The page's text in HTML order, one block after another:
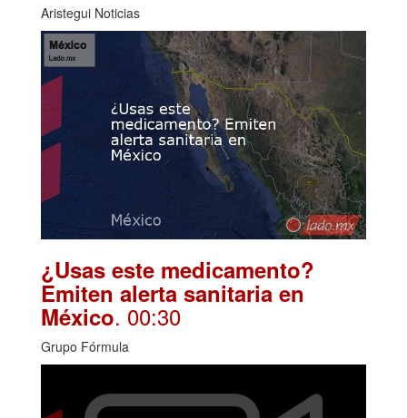
Aristegui Noticias
¿Usas este medicamento?
Emiten alerta sanitaria en
México. 00:30
Grupo Fórmula